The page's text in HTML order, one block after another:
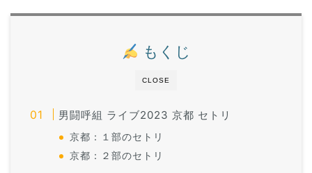
CLOSE
もくじ
男闘呼組 ライブ2023 京都 セトリ
京都：１部のセトリ
京都：２部のセトリ